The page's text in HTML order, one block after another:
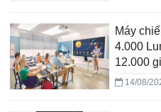
Máy
4.000
12.000
14/08/